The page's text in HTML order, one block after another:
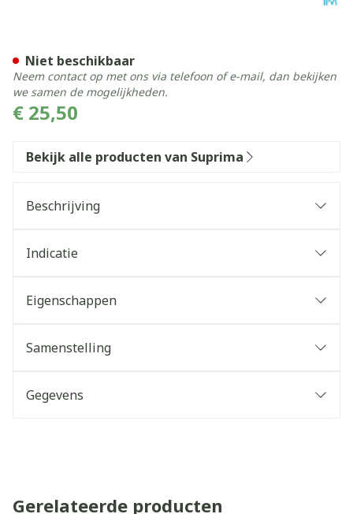
€ 25,50
Niet beschikbaar
Neem contact op met ons via telefoon of e-mail, dan bekijken
we samen de mogelijkheden.
Bekijk alle producten van Suprima
Beschrijving
Indicatie
Eigenschappen
Samenstelling
Gegevens
Gerelateerde producten